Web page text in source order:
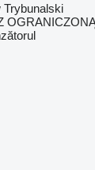
Trybunalski